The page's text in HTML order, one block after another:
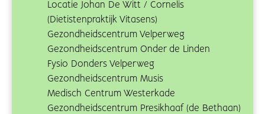
Locatie Johan De Witt / Cornelis
(Dietistenpraktijk Vitasens)
Gezondheidscentrum Velperweg
Gezondheidscentrum Onder de Linden
Fysio Donders Velperweg
Gezondheidscentrum Musis
Medisch Centrum Westerkade
Gezondheidscentrum Presikhaaf (de Bethaan)